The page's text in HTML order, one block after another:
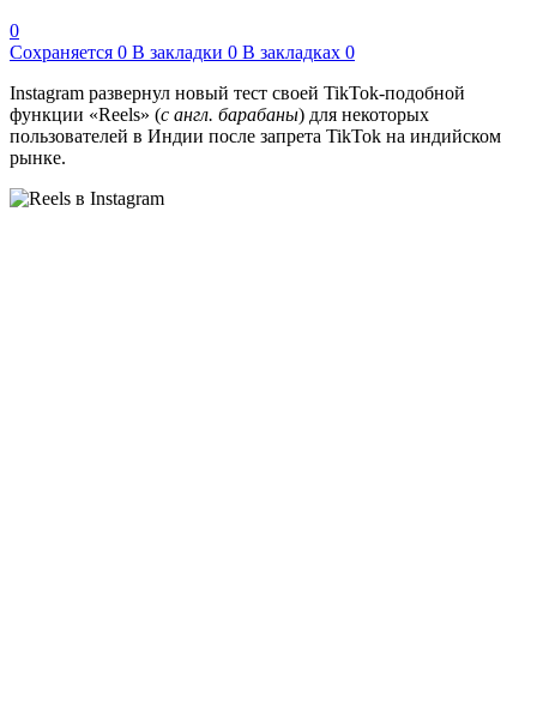
0
Сохраняется 0 В закладки 0 В закладках 0
Instagram развернул новый тест своей TikTok-подобной
функции «Reels» (с англ. барабаны) для некоторых
пользователей в Индии после запрета TikTok на индийском
рынке.